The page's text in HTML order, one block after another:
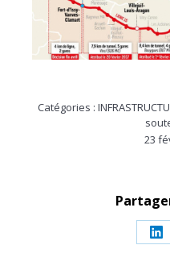
Catégories :
23